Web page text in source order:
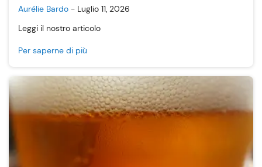
Aurélie Bardo - Luglio 11, 2026
Leggi il nostro articolo
Per saperne di più